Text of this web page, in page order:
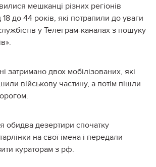
мешканці різних регіонів
18 до 44 років, які потрапили до уваги
у Телеграм-каналах з пошуку
затримано двох мобілізованих, які
військову частину, а потім пішли
обидва дезертири спочатку
на свої імена і передали
кураторам з рф.